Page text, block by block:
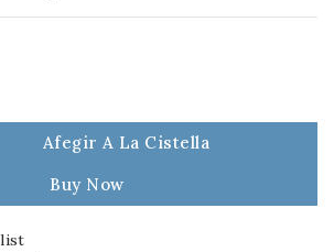
Afegir A La Cistella
Buy Now